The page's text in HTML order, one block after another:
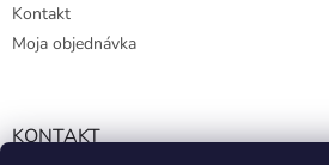
Kontakt
Moja objednávka
KONTAKT